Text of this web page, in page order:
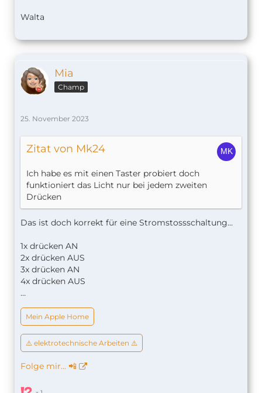
Walta
Mia
Champ
25. November 2023
Zitat von Mk24
Ich habe es mit einen Taster probiert doch
funktioniert das Licht nur bei jedem zweiten
Drücken
Das ist doch korrekt für eine Stromstossschaltung…
1x drücken AN
2x drücken AUS
3x drücken AN
4x drücken AUS
…
Mein Apple Home
⚠️ elektrotechnische Arbeiten ⚠️
Folge mir… 📲